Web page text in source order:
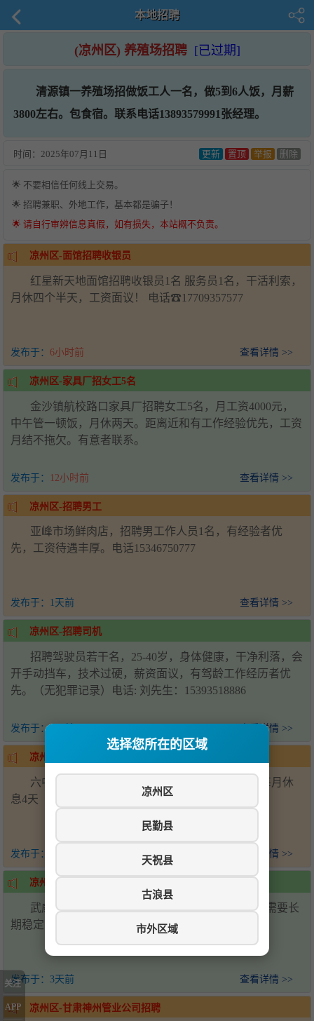
选择您所在的区域
凉州区
民勤县
天祝县
古浪县
市外区域
本地招聘
(凉州区) 养殖场招聘 [已过期]
清源镇一养殖场招做饭工人一名，做5到6人饭，月薪
3800左右。包食宿。联系电话13893579991张经理。
时间： 2025年07月11日 更新 置顶 举报 删除
🌟 不要相信任何线上交易。
🌟 招聘兼职、外地工作，基本都是骗子！
🌟 请自行审辨信息真假，如有损失，本站概不负责。
凉州区-面馆招聘收银员
红星新天地面馆招聘收银员1名 服务员1名，干活利索，
月休四个半天，工资面议！ 电话☎17709357577
发布于： 6小时前 查看详情 >>
凉州区-家具厂招女工5名
金沙镇航校路口家具厂招聘女工5名，月工资4000元，
中午管一顿饭，月休两天。距离近和有工作经验优先，工资
月结不拖欠。有意者联系。
发布于： 12小时前 查看详情 >>
凉州区-招聘男工
亚峰市场鲜肉店，招聘男工作人员1名，有经验者优
先，工资待遇丰厚。电话15346750777
发布于： 1天前 查看详情 >>
凉州区-招聘司机
招聘驾驶员若干名，25-40岁，身体健康，干净利落，会
开手动挡车，技术过硬，薪资面议，有驾龄工作经历者优
先。（无犯罪记录）电话: 刘先生：15393518886
发布于： 查看详情 >>
凉州区-招聘帮厨
六中学校食堂招聘后厨帮厨2名，会压面优先，每月休
息4天（上六休一）工资面议-电话15393538881
发布于： 查看详情 >>
凉州区-招聘
武威万达广场招聘川湘菜炒锅两名，配菜两名，需要长
期稳定，要求技术过硬，联系电话19958567158
发布于： 3天前 查看详情 >>
凉州区-甘肃神州管业公司招聘
关注
APP